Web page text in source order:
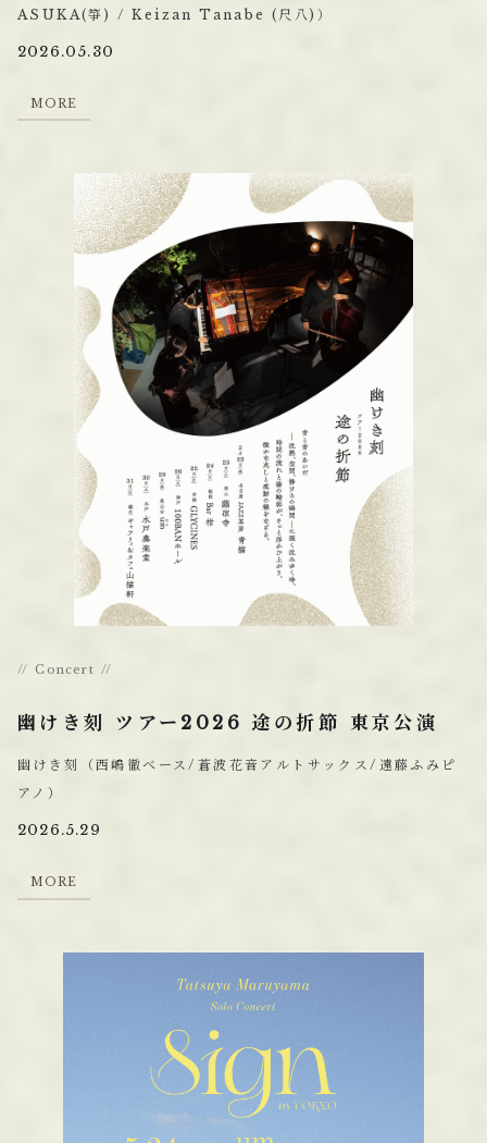
ASUKA(箏) / Keizan Tanabe (尺八)）
2026.05.30
MORE
MORE
Concert
幽けき刻 ツアー2026 途の折節 東京公演
幽けき刻（西嶋徹ベース/蒼波花音アルトサックス/遠藤ふみピ
アノ）
2026.5.29
MORE
MORE